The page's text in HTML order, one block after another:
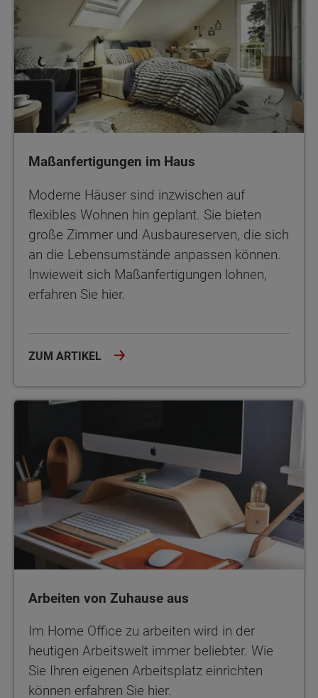
Maßanfertigungen im Haus
Moderne Häuser sind inzwischen auf
flexibles Wohnen hin geplant. Sie bieten
große Zimmer und Ausbaureserven, die sich
an die Lebensumstände anpassen können.
Inwieweit sich Maßanfertigungen lohnen,
erfahren Sie hier.
ZUM ARTIKEL
Arbeiten von Zuhause aus
Arbeiten von Zuhause aus
Im Home Office zu arbeiten wird in der
heutigen Arbeitswelt immer beliebter. Wie
Sie Ihren eigenen Arbeitsplatz einrichten
können erfahren Sie hier.